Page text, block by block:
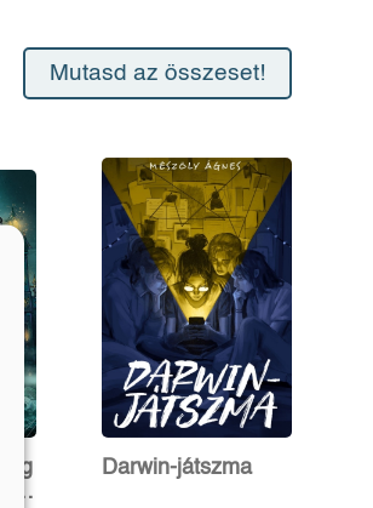
Mutasd az összeset!
Darwin-játszma